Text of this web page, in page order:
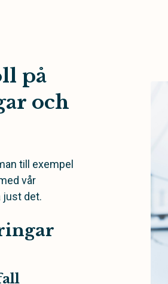
på
och
till exempel
vår
just det.